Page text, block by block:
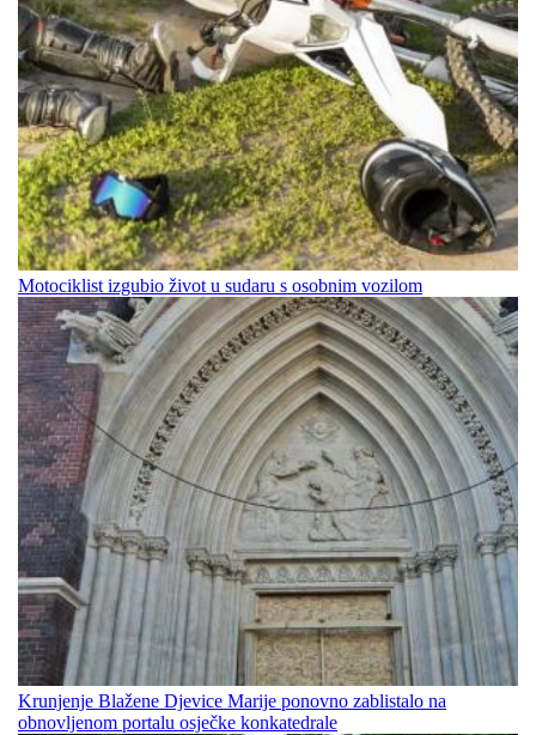
Motociklist izgubio život u sudaru s osobnim vozilom
Krunjenje Blažene Djevice Marije ponovno zablistalo na
obnovljenom portalu osječke konkatedrale